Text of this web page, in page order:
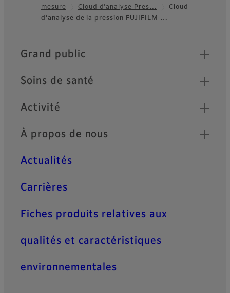
Footermesure
Cloud d’analyse Pres…
Cloud
d’analyse de la pression FUJIFILM …
Quick Links
Grand public
Soins de santé
Activité
À propos de nous
Actualités
Carrières
Fiches produits relatives aux
qualités et caractéristiques
environnementales